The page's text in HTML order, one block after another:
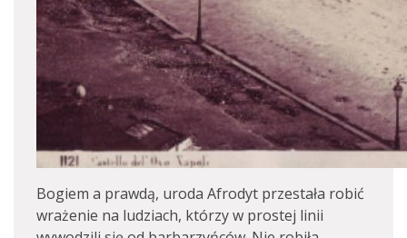
Bogiem a prawdą, uroda Afrodyt przestała robić
wrażenie na ludziach, którzy w prostej linii